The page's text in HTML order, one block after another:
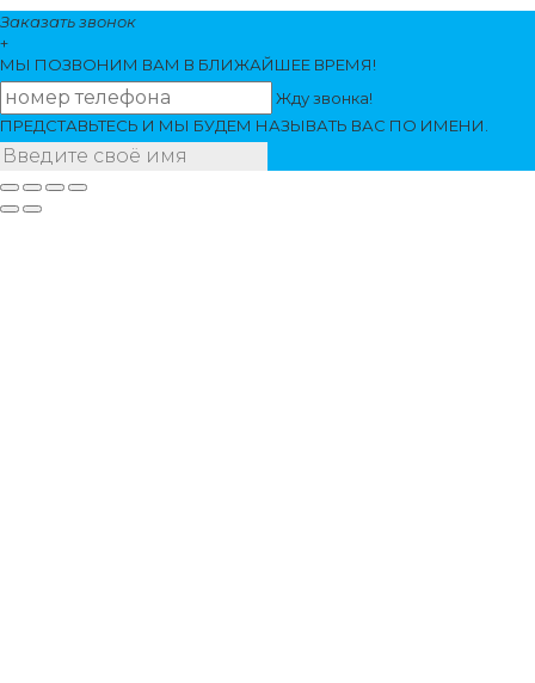
Заказать звонок
+
МЫ ПОЗВОНИМ ВАМ В БЛИЖАЙШЕЕ ВРЕМЯ!
Жду звонка!
ПРЕДСТАВЬТЕСЬ И МЫ БУДЕМ НАЗЫВАТЬ ВАС ПО ИМЕНИ.